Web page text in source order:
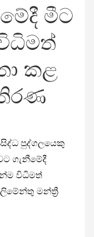
මීට
කළ
පුද්ගලයෙකු
ගැනීමේදී
විධිමත්
මන්ත්‍රී